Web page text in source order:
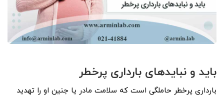
باید و نباید‌های بارداری پرخطر
بارداری پرخطر حاملگی است که سلامت مادر یا جنین او را تهدید